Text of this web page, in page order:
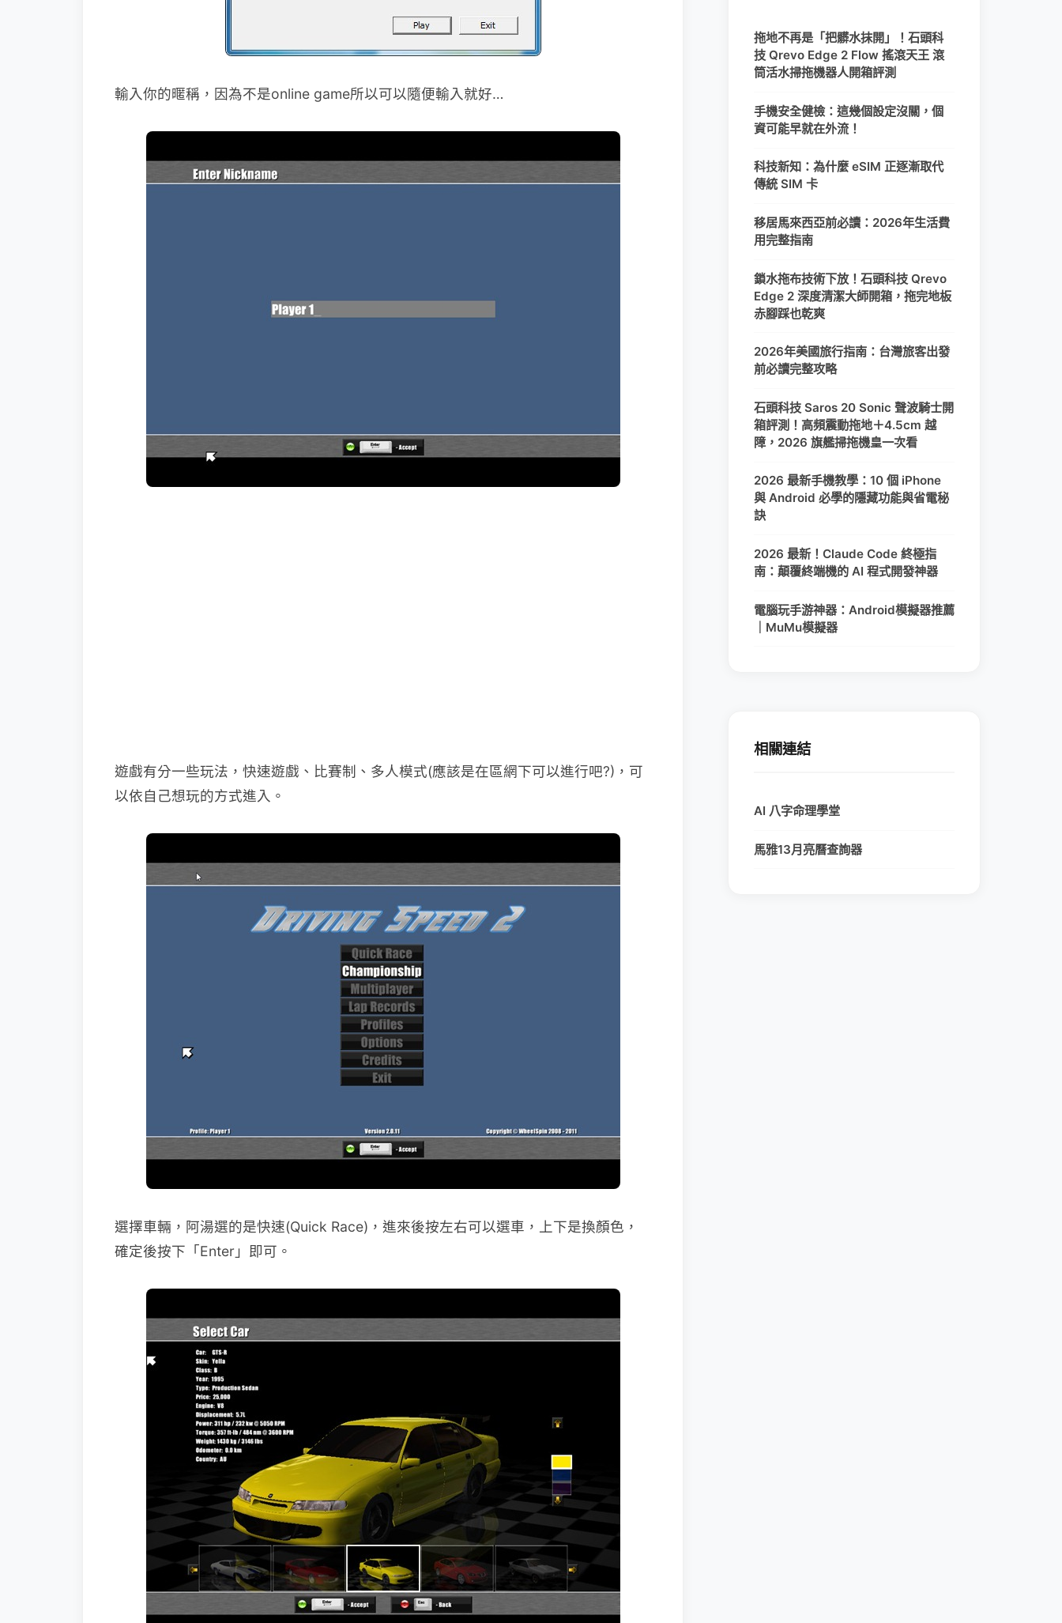
輸入你的暱稱，因為不是online game所以可以隨便輸入就好…
遊戲有分一些玩法，快速遊戲、比賽制、多人模式(應該是在區網下可以進行吧?)，可
以依自己想玩的方式進入。
選擇車輛，阿湯選的是快速(Quick Race)，進來後按左右可以選車，上下是換顏色，
確定後按下「Enter」即可。
拖地不再是「把髒水抹開」！石頭科
技 Qrevo Edge 2 Flow 搖滾天王 滾
筒活水掃拖機器人開箱評測
手機安全健檢：這幾個設定沒關，個
資可能早就在外流！
科技新知：為什麼 eSIM 正逐漸取代
傳統 SIM 卡
移居馬來西亞前必讀：2026年生活費
用完整指南
鎖水拖布技術下放！石頭科技 Qrevo
Edge 2 深度清潔大師開箱，拖完地板
赤腳踩也乾爽
2026年美國旅行指南：台灣旅客出發
前必讀完整攻略
石頭科技 Saros 20 Sonic 聲波騎士開
箱評測！高頻震動拖地＋4.5cm 越
障，2026 旗艦掃拖機皇一次看
2026 最新手機教學：10 個 iPhone
與 Android 必學的隱藏功能與省電秘
訣
2026 最新！Claude Code 終極指
南：顛覆終端機的 AI 程式開發神器
電腦玩手游神器：Android模擬器推薦
｜MuMu模擬器
相關連結
AI 八字命理學堂
馬雅13月亮曆查詢器